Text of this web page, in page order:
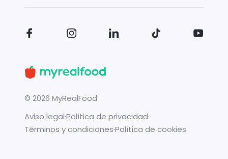
© 2026 MyRealFood
Aviso legal·Política de privacidad·
Términos y condiciones·Política de cookies